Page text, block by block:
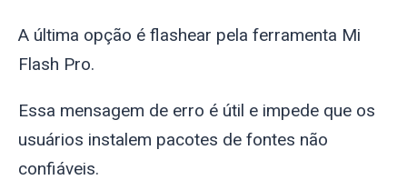
A última opção é flashear pela ferramenta Mi
Flash Pro.
Essa mensagem de erro é útil e impede que os
usuários instalem pacotes de fontes não
confiáveis.